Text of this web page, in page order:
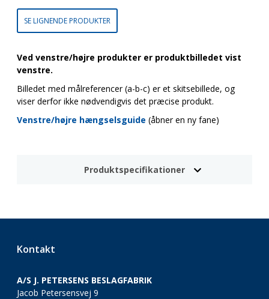
SE LIGNENDE PRODUKTER
Ved venstre/højre produkter er produktbilledet vist
venstre.
Billedet med målreferencer (a-b-c) er et skitsebillede, og
viser derfor ikke nødvendigvis det præcise produkt.
Venstre/højre hængselsguide (åbner en ny fane)
Produktspecifikationer
Kontakt
A/S J. PETERSENS BESLAGFABRIK
Jacob Petersensvej 9